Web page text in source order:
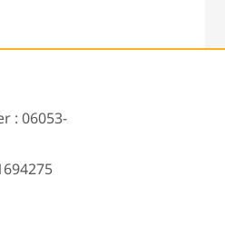
: 06053-